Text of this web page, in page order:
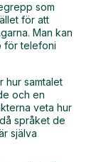
som
för att
Man kan
för telefoni
hur samtalet
och en
veta hur
språket de
själva